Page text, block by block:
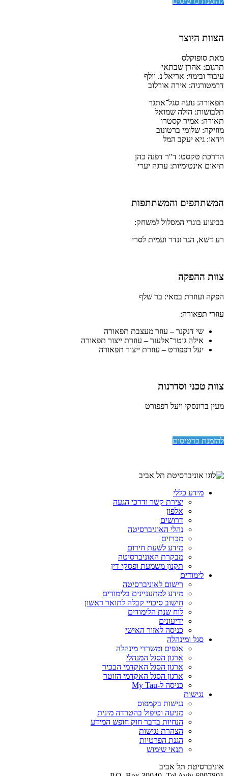
הצוות היוצר
מאת סופוקלס
תרגום: אהרן שבתאי
עיבוד ובימוי: אריאל נ. וולף
דרמטורגיה: אירה אורלוב
תפאורה: נועה סגל־אתגר
תלבושות: הילה שמואל
תאורה: אמיר קסטרו
מוזיקה: שלומי ברטונוב
וידאו: גיא יעקב המל
הדרכת טקסט: ד"ר דפנה כהן
תיאום אינטימיות: ערגה יערי
המשתתפים והמשתתפות
בביצוע בוגרי המסלול למשחק:
רע דשא, הגר זנדר ועמית לסרי
צוות ההפקה
הפקה ועוזרת במאי: בר שלף
עוזרי תפאורה:
שי דנקנר – עוזר מעצבת תפאורה
אילה גוטר־אלעזר – עוזרת ייצור תפאורה
יעל רפפורט – עוזרת ייצור תפאורה
צוות טכני וסדרנות
מעין ברונסקי ויעל רפפורט
להזמנת כרטיסים
מידע כללי
יצירת קשר ודרכי הגעה
אלפון
דרושים
נהלי האוניברסיטה
מכרזים
מידע לשעת חירום
מבקרת האוניברסיטה
תקנון משמעת ופסקי דין
לימודים
רישום לאוניברסיטה
מידע למתעניינים בלימודים
חישוב סיכויי קבלה לתואר ראשון
לוח שנת הלימודים
ידיעונים
כניסה לאזור האישי
סגל ומינהלה
אגפים ומשרדי מינהלה
ארגון הסגל המנהלי
ארגון הסגל האקדמי הבכיר
ארגון הסגל האקדמי הזוטר
כניסה ל-My Tau
נגישות
נגישות בקמפוס
מניעה וטיפול בהטרדה מינית
הנחיות בדבר חוק חופש המידע
הצהרת נגישות
הגנת הפרטיות
תנאי שימוש
אוניברסיטת תל אביב